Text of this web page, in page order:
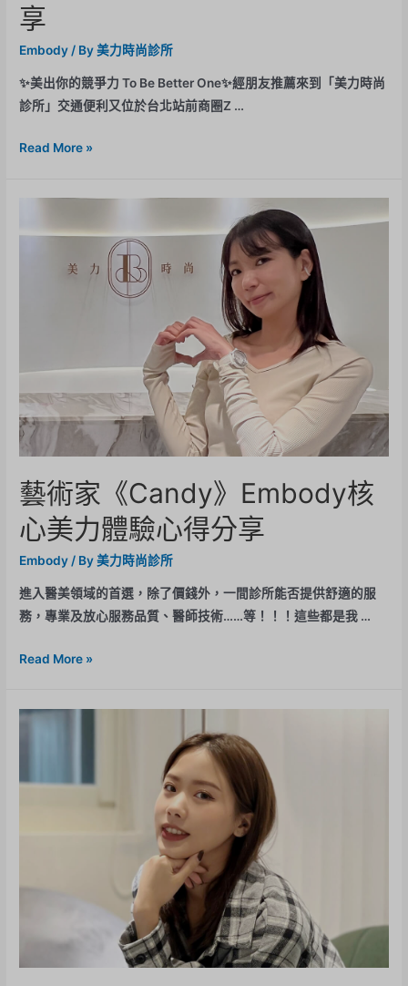
享
Embody / By美力時尚診所
✨美出你的競爭力 To Be Better One✨經朋友推薦來到「美力時尚
診所」交通便利又位於台北站前商圈Z …
Read More »
藝術家《Candy》Embody核
心美力體驗心得分享
Embody / By美力時尚診所
進入醫美領域的首選，除了價錢外，一間診所能否提供舒適的服
務，專業及放心服務品質、醫師技術……等！！！這些都是我 …
Read More »